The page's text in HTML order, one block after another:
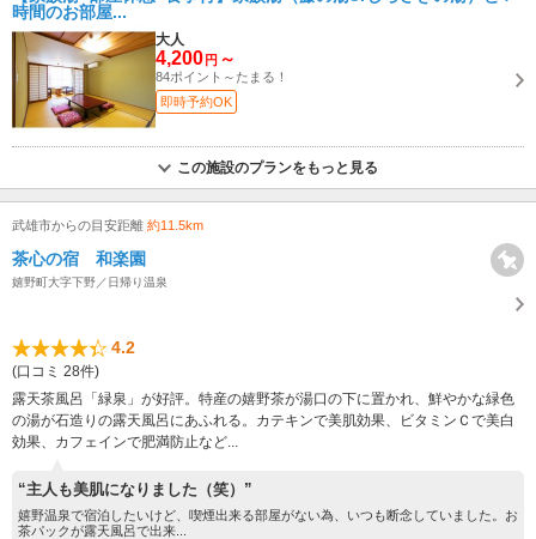
時間のお部屋...
大人
4,200 円 ～
84ポイント～たまる！
即時予約OK
この施設のプランをもっと見る
武雄市からの目安距離 約11.5km
茶心の宿 和楽園
嬉野町大字下野／日帰り温泉
4.2
(口コミ 28件)
露天茶風呂「緑泉」が好評。特産の嬉野茶が湯口の下に置かれ、鮮やかな緑色
の湯が石造りの露天風呂にあふれる。カテキンで美肌効果、ビタミンＣで美白
効果、カフェインで肥満防止など...
“主人も美肌になりました（笑）”
嬉野温泉で宿泊したいけど、喫煙出来る部屋がない為、いつも断念していました。お
茶パックが露天風呂で出来...